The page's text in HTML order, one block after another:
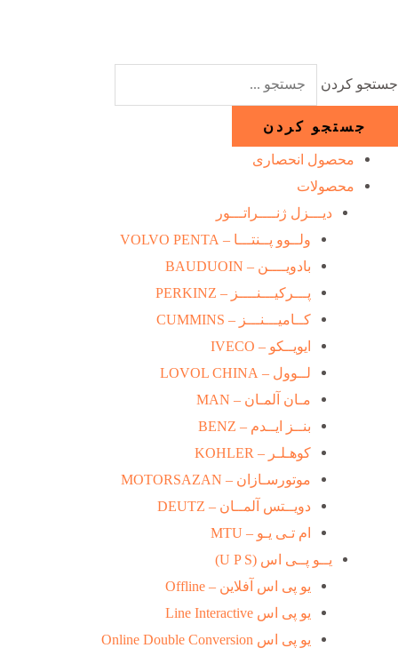
جستجو کردن
جستجو کردن
محصول انحصاری
محصولات
دیـــزل ژنــــراتـــور
ولــوو پــنتـــا – VOLVO PENTA
بادویــــن – BAUDUOIN
پـــرکیـــنــــز – PERKINZ
کــامیـــنـــز – CUMMINS
ایویــکو – IVECO
لــوول – LOVOL CHINA
مـان آلمـان – MAN
بنــز ایــدم – BENZ
کوهـلـر – KOHLER
موتورسـازان – MOTORSAZAN
دویــتس آلمــان – DEUTZ
ام تـی یـو – MTU
یــو پــی اس (U P S)
یو پی اس آفلاین – Offline
یو پی اس Line Interactive
یو پی اس Online Double Conversion